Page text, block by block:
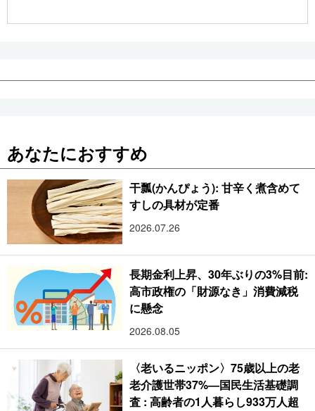
あなたにおすすめ
干瓢(かんぴょう): 甘辛く煮含めて
すしの具材が定番
2026.07.26
長期金利上昇、30年ぶりの3%目前:
高市政権の「財源なき」消費減税
に懸念
2026.08.05
〈老いるニッポン〉75歳以上の老
老介護世帯37%―国民生活基礎調
査 : 高齢者の1人暮らし933万人超